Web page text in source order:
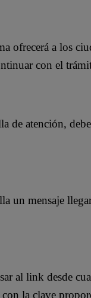
ofrecerá a los
con el
de atención,
un mensaje
al link desde
la clave